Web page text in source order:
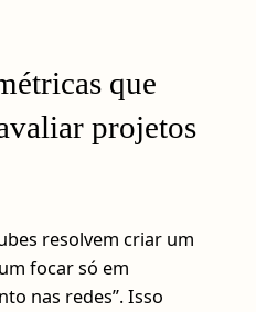
que
projetos
resolvem criar um
focar só em
nas redes”. Isso